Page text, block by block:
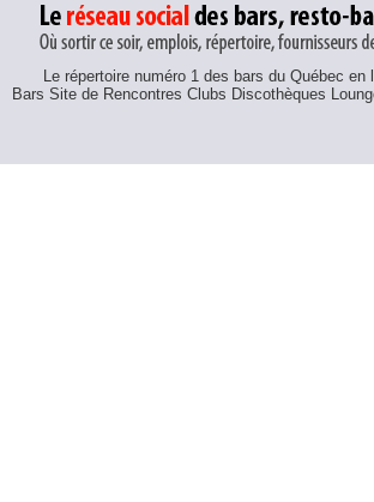
Le répertoire numéro 1 des bars du Québec
Bars Site de Rencontres Clubs Discothèques